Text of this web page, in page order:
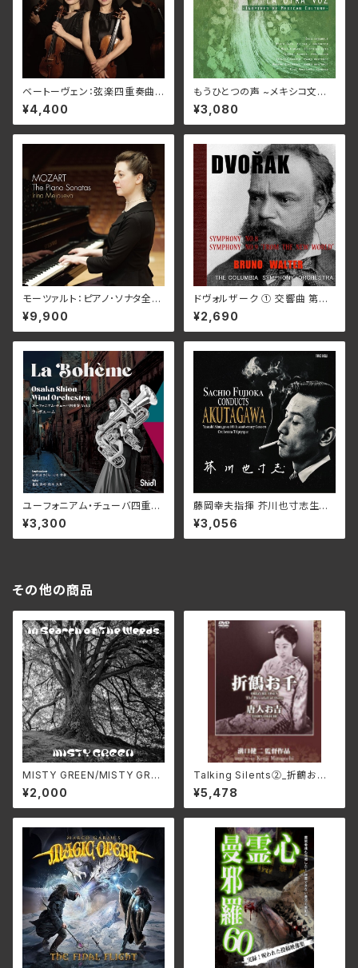
ベートーヴェン：弦楽四重奏曲
全集Ⅲ/ひばり弦楽四重奏団 N
ARD-5095_6(仕様:2CD)
¥4,400
もうひとつの声 ~メキシコ文化
に魅了~/オニックス・アンサンブ
ル他 TFCC-2004
¥3,080
モーツァルト：ピアノ･ソナタ全
集/イリーナ・メジューエワ WK
SP-1022_28(仕様:7CD)
¥9,900
ドヴォルザーク ① 交響曲 第８
番 ト長調 作品88 ② 交響曲 第
９番 ホ短調 作品95「新世界か
ら」/ブルーノ・ワルター 指揮 コ
¥2,690
ユーフォニアム・チューバ四重奏
vol.2 ラ・ボエーム/Osaka Shi
on Wind Orchestra ユーフォ
ニアム・チューバ四重奏 Eupho
¥3,300
藤岡幸夫指揮 芥川也寸志生誕1
00年記念コンサート/藤岡幸夫
3SCD-0080(仕様:CD)
¥3,056
その他の商品
MISTY GREEN/MISTY GREE
N S4MG-0306(仕様:CD)
¥2,000
Talking Silents②_折鶴お千、
唐人お吉 DMSF-1007(仕様:
DVD)
¥5,478